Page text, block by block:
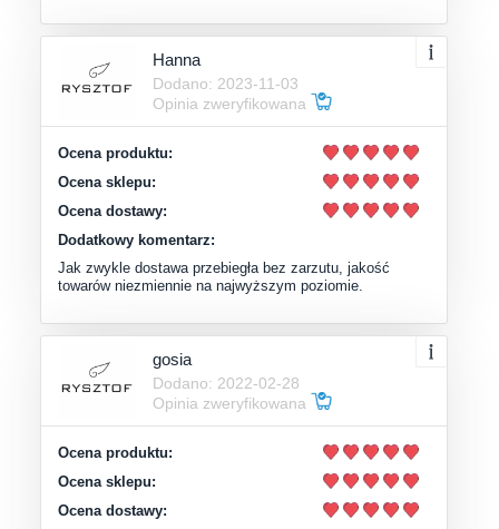
Hanna
Dodano: 2023-11-03
Opinia zweryfikowana
Ocena produktu:
Ocena sklepu:
Ocena dostawy:
Dodatkowy komentarz:
Jak zwykle dostawa przebiegła bez zarzutu, jakość
towarów niezmiennie na najwyższym poziomie.
gosia
Dodano: 2022-02-28
Opinia zweryfikowana
Ocena produktu:
Ocena sklepu:
Ocena dostawy: